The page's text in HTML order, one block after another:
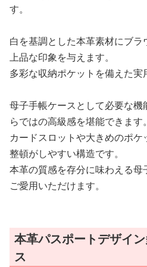
す。
白を基調とした本革素材にブ
上品な印象を与えます。
多彩な収納ポケットを備えた実
母子手帳ケースとして必要な
らではの高級感を堪能できます。
カードスロットや大きめのポ
整頓がしやすい構造です。
本革の質感を存分に味わえる母
ご愛用いただけます。
本革パスポートデザイ
ス